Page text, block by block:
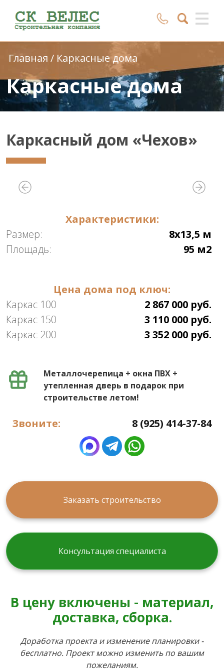
Главная / Каркасные дома
Каркасные дома
Каркасный дом «Чехов»
Характеристики:
Размер:
8х13,5 м
Площадь:
95 м2
Цена дома под ключ:
Каркас 100
2 867 000 руб.
Каркас 150
3 110 000 руб.
Каркас 200
3 352 000 руб.
Металлочерепица + окна ПВХ +
утепленная дверь в подарок при
строительстве летом!
Звоните: 8 (925) 414-37-84
Заказать строительство
Консультация специалиста
В цену включены - материал,
доставка, сборка.
Доработка проекта и изменение планировки -
бесплатно. Проект можно изменить по вашим
пожеланиям.